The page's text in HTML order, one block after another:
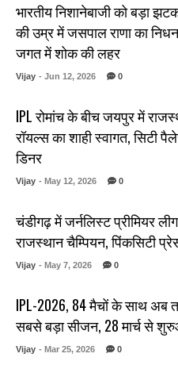
भारतीय निशानेबाजी को बड़ा
की उम्र में जसपाल राणा का
जगत में शोक की लहर
Vijay - Jun 12, 2026 0
IPL रोमांच के बीच जयपुर में
रॉयल्स का शाही स्वागत, सिटी
डिनर
Vijay - May 12, 2026 0
चंडीगढ़ में जर्नलिस्ट प्रीमियर
राजस्थान चैम्पियन, पिंकसिटी
Vijay - May 7, 2026 0
IPL-2026, 84 मैचों के साथ अब
सबसे बड़ा सीजन, 28 मार्च से
Vijay - Mar 25, 2026 0